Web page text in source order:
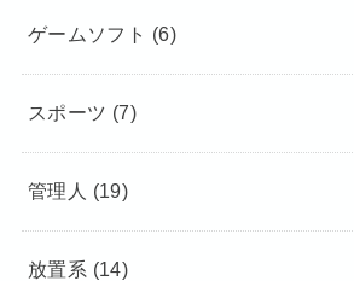
ゲームソフト (6)
スポーツ (7)
管理人 (19)
放置系 (14)